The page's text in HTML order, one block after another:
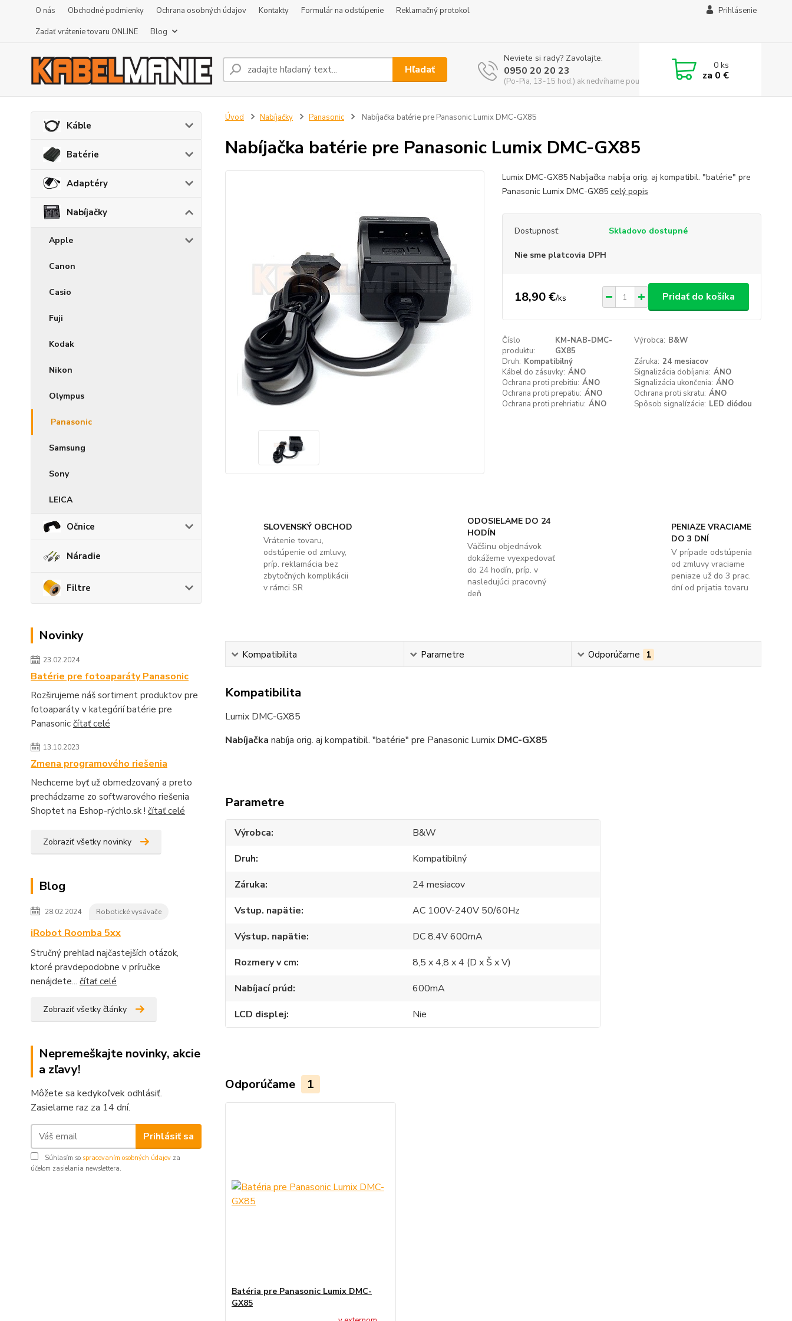
O nás Obchodné podmienky Ochrana osobných údajov Kontakty Formulár na odstúpenie
Reklamačný protokol
Zadať vrátenie tovaru ONLINE
Blog
Prihlásenie
Hľadať
Neviete si rady? Zavolajte.
0950 20 20 23
(Po-Pia, 13-15 hod.) ak nedvíhame použite CHATBOX
0ks
za 0 €
Káble
Batérie
Adaptéry
Nabíjačky
Apple
Canon
Casio
Fuji
Kodak
Nikon
Olympus
Panasonic
Samsung
Sony
LEICA
Očnice
Náradie
Filtre
Novinky
23.02.2024
Batérie pre fotoaparáty Panasonic
Rozširujeme náš sortiment produktov pre
fotoaparáty v kategórií batérie pre
Panasonic čítať celé
13.10.2023
Zmena programového riešenia
Nechceme byť už obmedzovaný a preto
prechádzame zo softwarového riešenia
Shoptet na Eshop-rýchlo.sk ! čítať celé
Zobraziť všetky novinky
Blog
28.02.2024 Robotické vysávače
iRobot Roomba 5xx
Stručný prehľad najčastejších otázok,
ktoré pravdepodobne v príručke
nenájdete... čítať celé
Zobraziť všetky články
Nepremeškajte novinky, akcie
a zľavy!
Môžete sa kedykoľvek odhlásiť.
Zasielame raz za 14 dní.
Prihlásiť sa
Súhlasím so spracovaním osobných údajov za
účelom zasielania newslettera.
Úvod Nabíjačky Panasonic Nabíjačka batérie pre Panasonic Lumix DMC-GX85
Nabíjačka batérie pre Panasonic Lumix DMC-GX85
Lumix DMC-GX85 Nabíjačka nabíja orig. aj kompatibil. "batérie" pre
Panasonic Lumix DMC-GX85 celý popis
Dostupnosť: Skladovo dostupné
Nie sme platcovia DPH
18,90 €/ks Pridať do košíka
Číslo
produktu:
KM-NAB-DMC-
GX85
Výrobca: B&W
Druh: Kompatibilný Záruka: 24 mesiacov
Kábel do zásuvky: ÁNO Signalizácia dobíjania: ÁNO
Ochrana proti prebitiu: ÁNO Signalizácia ukončenia: ÁNO
Ochrana proti prepätiu: ÁNO Ochrana proti skratu: ÁNO
Ochrana proti prehriatiu: ÁNO Spôsob signalízácie: LED diódou
SLOVENSKÝ OBCHOD
Vrátenie tovaru,
odstúpenie od zmluvy,
príp. reklamácia bez
zbytočných komplikácii
v rámci SR
ODOSIELAME DO 24
HODÍN
Väčšinu objednávok
dokážeme vyexpedovať
do 24 hodín, príp. v
nasledujúci pracovný
deň
PENIAZE VRACIAME
DO 3 DNÍ
V prípade odstúpenia
od zmluvy vraciame
peniaze už do 3 prac.
dní od prijatia tovaru
Kompatibilita Parametre Odporúčame 1
Kompatibilita
Lumix DMC-GX85
Nabíjačka nabíja orig. aj kompatibil. "batérie" pre Panasonic Lumix DMC-GX85
Parametre
Výrobca
B&W
Druh
Kompatibilný
Záruka
24 mesiacov
Vstup. napätie
AC 100V-240V 50/60Hz
Výstup. napätie
DC 8.4V 600mA
Rozmery v cm
8,5 x 4,8 x 4 (D x Š x V)
Nabíjací prúd
600mA
LCD displej
Nie
Odporúčame 1
Batéria pre Panasonic Lumix DMC-
GX85